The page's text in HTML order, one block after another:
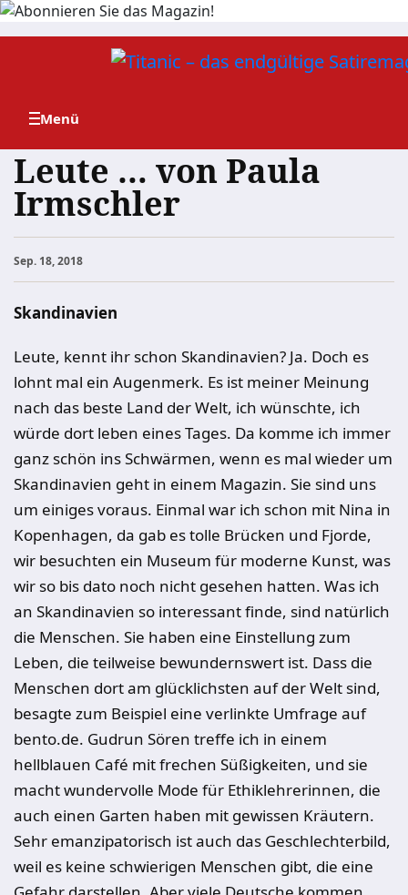
Zum
Leute … von Paula
Irmschler
Sep. 18, 2018
Skandinavien
Leute, kennt ihr schon Skandinavien? Ja. Doch es
lohnt mal ein Augenmerk. Es ist meiner Meinung
nach das beste Land der Welt, ich wünschte, ich
würde dort leben eines Tages. Da komme ich immer
ganz schön ins Schwärmen, wenn es mal wieder um
Skandinavien geht in einem Magazin. Sie sind uns
um einiges voraus. Einmal war ich schon mit Nina in
Kopenhagen, da gab es tolle Brücken und Fjorde,
wir besuchten ein Museum für moderne Kunst, was
wir so bis dato noch nicht gesehen hatten. Was ich
an Skandinavien so interessant finde, sind natürlich
die Menschen. Sie haben eine Einstellung zum
Leben, die teilweise bewundernswert ist. Dass die
Menschen dort am glücklichsten auf der Welt sind,
besagte zum Beispiel eine verlinkte Umfrage auf
bento.de. Gudrun Sören treffe ich in einem
hellblauen Café mit frechen Süßigkeiten, und sie
macht wundervolle Mode für Ethiklehrerinnen, die
auch einen Garten haben mit gewissen Kräutern.
Sehr emanzipatorisch ist auch das Geschlechterbild,
weil es keine schwierigen Menschen gibt, die eine